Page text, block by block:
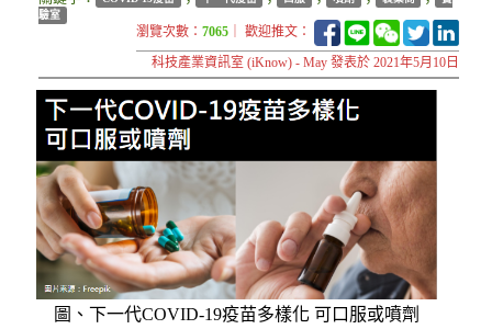
驗室
瀏覽次數：7065 ｜ 歡迎推文：
科技產業資訊室 (iKnow) - May 發表於 2021年5月10日
圖、下一代COVID-19疫苗多樣化 可口服或噴劑